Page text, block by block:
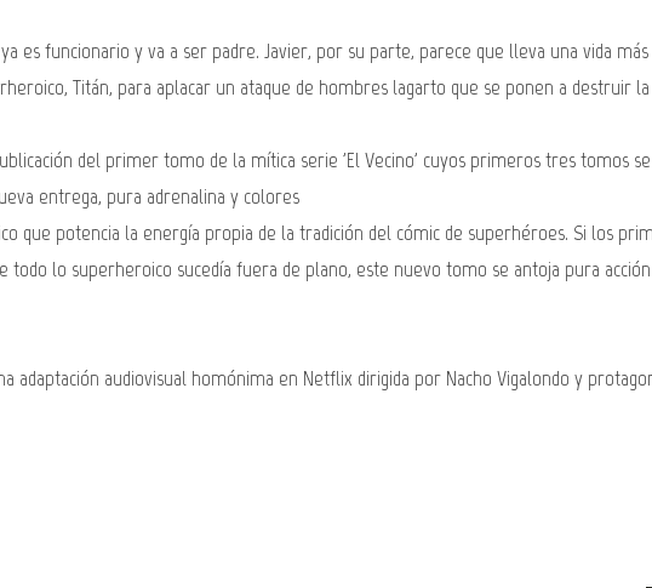
es funcionario y va a ser padre. Javier, por su parte, parece que lleva una vida
Titán, para aplacar un ataque de hombres lagarto que se ponen a destruir la
del primer tomo de la mítica serie 'El Vecino' cuyos primeros tres tomos
entrega, pura adrenalina y colores
que potencia la energía propia de la tradición del cómic de superhéroes. Si los
todo lo superheroico sucedía fuera de plano, este nuevo tomo se antoja pura
adaptación audiovisual homónima en Netflix dirigida por Nacho Vigalondo y